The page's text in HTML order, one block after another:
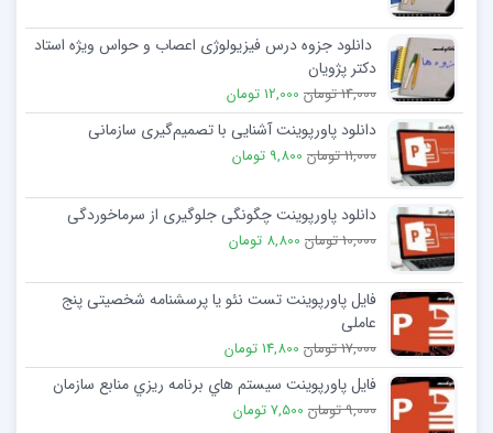
دانلود جزوه درس فیزیولوژی اعصاب و حواس ویژه استاد
دکتر پژویان
14,000 تومان 12,000 تومان
دانلود پاورپوینت آشنایی با تصمیم‌گیری سازمانی
11,000 تومان 9,800 تومان
دانلود پاورپوینت چگونگی جلوگیری از سرماخوردگی
10,000 تومان 8,800 تومان
فایل پاورپوینت تست نئو یا پرسشنامه شخصیتی پنج
عاملی
17,000 تومان 14,800 تومان
فایل پاورپوینت سيستم هاي برنامه ريزي منابع سازمان
9,000 تومان 7,500 تومان